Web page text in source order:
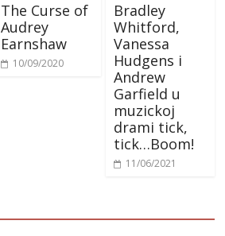
The Curse of
Audrey
Earnshaw
10/09/2020
Bradley
Whitford,
Vanessa
Hudgens i
Andrew
Garfield u
muzickoj
drami tick,
tick…Boom!
11/06/2021